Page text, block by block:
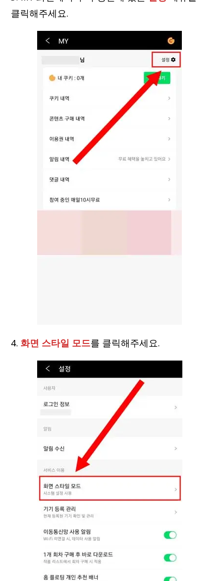
클릭해주세요.
4. 화면 스타일 모드를 클릭해주세요.